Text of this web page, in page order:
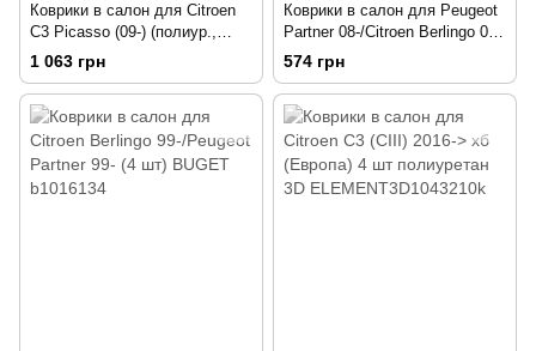
Коврики в салон для Citroen
C3 Picasso (09-) (полиур.,
компл - 4шт) NPA11-C14-100
(Po-14-19)
1 063 грн
Коврики в салон для Peugeot
Partner 08-/Citroen Berlingo 08-
(передние - 2 шт) 1003012
574 грн